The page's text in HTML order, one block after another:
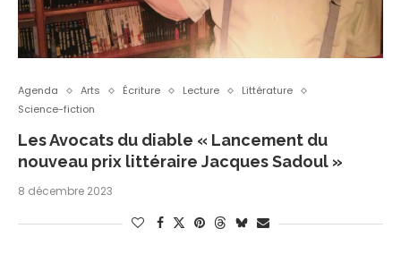
Agenda Arts Écriture Lecture
Littérature
Science-fiction
Les Avocats du diable « Lancement du
nouveau prix littéraire Jacques Sadoul »
8 décembre 2023